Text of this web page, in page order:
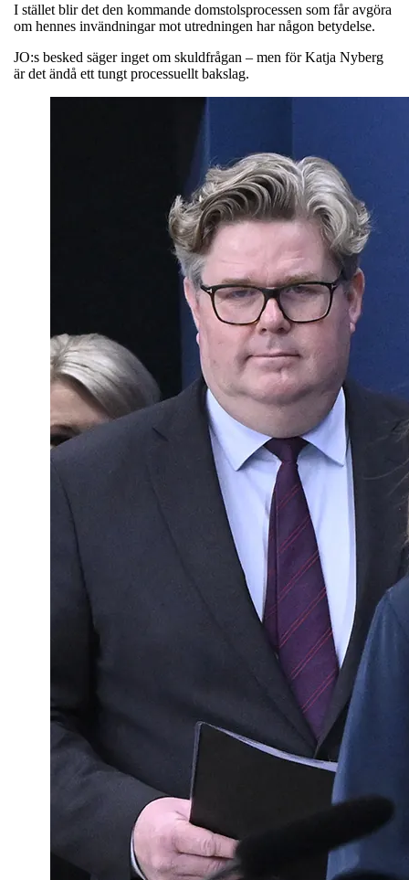
I stället blir det den kommande domstolsprocessen som får avgöra
om hennes invändningar mot utredningen har någon betydelse.
JO:s besked säger inget om skuldfrågan – men för Katja Nyberg
är det ändå ett tungt processuellt bakslag.